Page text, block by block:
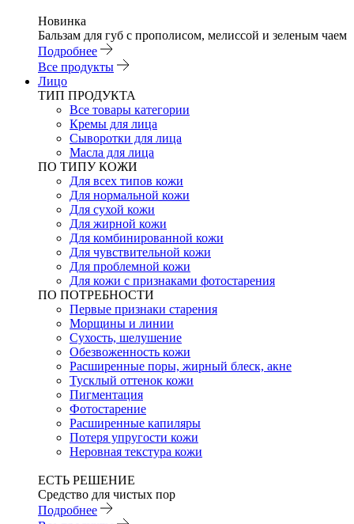
Новинка
Бальзам для губ с прополисом, мелиссой и зеленым чаем
Подробнее
Все продукты
Лицо
ТИП ПРОДУКТА
Все товары категории
Кремы для лица
Сыворотки для лица
Масла для лица
ПО ТИПУ КОЖИ
Для всех типов кожи
Для нормальной кожи
Для сухой кожи
Для жирной кожи
Для комбинированной кожи
Для чувствительной кожи
Для проблемной кожи
Для кожи с признаками фотостарения
ПО ПОТРЕБНОСТИ
Первые признаки старения
Морщины и линии
Сухость, шелушение
Обезвоженность кожи
Расширенные поры, жирный блеск, акне
Тусклый оттенок кожи
Пигментация
Фотостарение
Расширенные капиляры
Потеря упругости кожи
Неровная текстура кожи
ЕСТЬ РЕШЕНИЕ
Средство для чистых пор
Подробнее